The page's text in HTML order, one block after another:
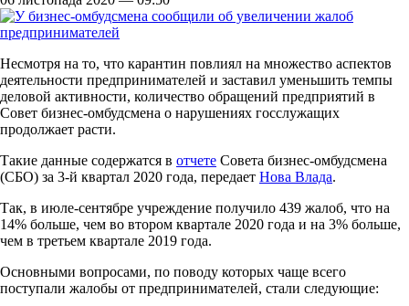
Несмотря на то, что карантин повлиял на множество аспектов
деятельности предпринимателей и заставил уменьшить темпы
деловой активности, количество обращений предприятий в
Совет бизнес-омбудсмена о нарушениях госслужащих
продолжает расти.
Такие данные содержатся в отчете Совета бизнес-омбудсмена
(СБО) за 3-й квартал 2020 года, передает Нова Влада.
Так, в июле-сентябре учреждение получило 439 жалоб, что на
14% больше, чем во втором квартале 2020 года и на 3% больше,
чем в третьем квартале 2019 года.
Основными вопросами, по поводу которых чаще всего
поступали жалобы от предпринимателей, стали следующие: